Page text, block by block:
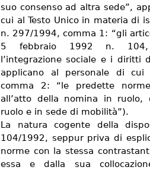
suo consenso ad altra sede”,
cui al Testo Unico in materia di
n. 297/1994, comma 1: “gli
5 febbraio 1992 n. 104,
l’integrazione sociale e i diritti
applicano al personale di
comma 2: “le predette
all’atto della nomina in ruolo,
ruolo e in sede di mobilità”).
La natura cogente della
104/1992, seppur priva di
norme con la stessa
essa e dalla sua